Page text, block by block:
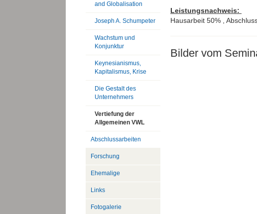
Leistungsnachweis:
Hausarbeit 50% ,
Bilder vom
and Globalisation
Joseph A. Schumpeter
Wachstum und
Konjunktur
Keynesianismus,
Kapitalismus, Krise
Die Gestalt des
Unternehmers
Vertiefung der
Allgemeinen VWL
Abschlussarbeiten
Forschung
Ehemalige
Links
Fotogalerie